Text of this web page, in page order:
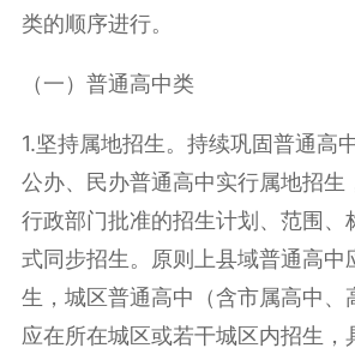
类的顺序进行。
（一）普通高中类
1.坚持属地招生。 持续巩固普通高
公办、民办普通高中实行属地招生
行政部门批准的招生计划、范围、
式同步招生。原则上县域普通高中
生，城区普通高中（含市属高中、
应在所在城区或若干城区内招生，